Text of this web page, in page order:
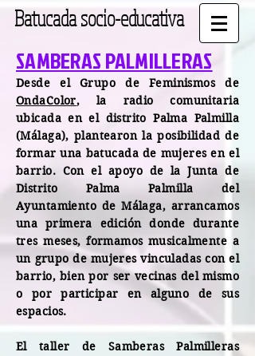
Batucada socio-educativa
SAMBERAS PALMILLERAS
Desde el Grupo de Feminismos de
OndaColor, la radio comunitaria
ubicada en el distrito Palma Palmilla
(Málaga), plantearon la posibilidad de
formar una batucada de mujeres en el
barrio. Con el apoyo de la Junta de
Distrito Palma Palmilla del
Ayuntamiento de Málaga, arrancamos
una primera edición donde durante
tres meses, formamos musicalmente a
un grupo de mujeres vinculadas con el
barrio, bien por ser vecinas del mismo
o por participar en alguno de sus
espacios.
El taller de Samberas Palmilleras